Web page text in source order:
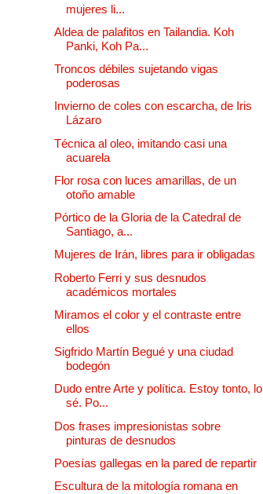
mujeres li...
Aldea de palafitos en Tailandia. Koh
Panki, Koh Pa...
Troncos débiles sujetando vigas
poderosas
Invierno de coles con escarcha, de Iris
Lázaro
Técnica al oleo, imitando casi una
acuarela
Flor rosa con luces amarillas, de un
otoño amable
Pórtico de la Gloria de la Catedral de
Santiago, a...
Mujeres de Irán, libres para ir obligadas
Roberto Ferri y sus desnudos
académicos mortales
Miramos el color y el contraste entre
ellos
Sigfrido Martín Begué y una ciudad
bodegón
Dudo entre Arte y política. Estoy tonto, lo
sé. Po...
Dos frases impresionistas sobre
pinturas de desnudos
Poesías gallegas en la pared de repartir
Escultura de la mitología romana en